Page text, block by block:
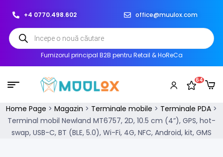
+4 0770.498.602 office@muulox.com
Furnizorul principal B2B pentru Retail & HoReCa
64
Home Page > Magazin > Terminale mobile > Terminale PDA >
Terminal mobil Newland MT6757, 2D, 10.5 cm (4”), GPS, hot-
swap, USB-C, BT (BLE, 5.0), Wi-Fi, 4G, NFC, Android, kit, GMS